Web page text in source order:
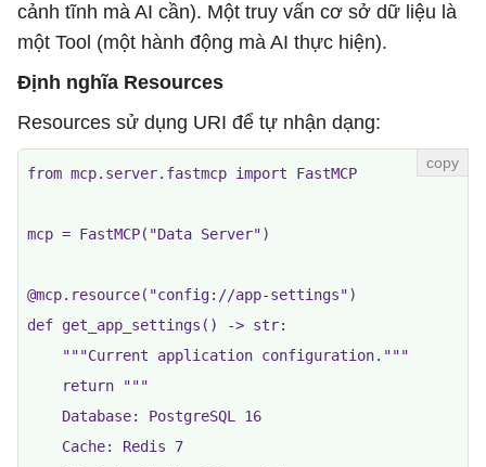
cảnh tĩnh mà AI cần). Một truy vấn cơ sở dữ liệu là
một Tool (một hành động mà AI thực hiện).
Định nghĩa Resources
Resources sử dụng URI để tự nhận dạng:
from mcp.server.fastmcp import FastMCP
mcp = FastMCP("Data Server")
@mcp.resource("config://app-settings")
def get_app_settings() -> str:
    """Current application configuration."""
    return """
    Database: PostgreSQL 16
    Cache: Redis 7